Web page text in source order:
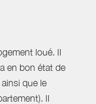
loué. Il
en bon état de
que le
Il